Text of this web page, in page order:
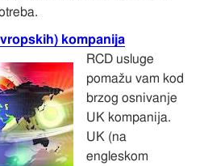
kompanija
RCD usluge
pomažu vam kod
brzog osnivanje
UK kompanija.
UK (na
engleskom